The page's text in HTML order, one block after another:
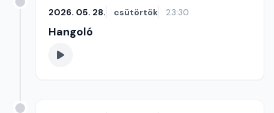
2026. 05. 28. csütörtök 23:30
Hangoló